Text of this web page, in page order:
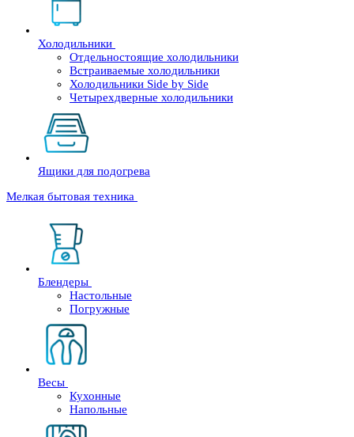
Холодильники
Отдельностоящие холодильники
Встраиваемые холодильники
Холодильники Side by Side
Четырехдверные холодильники
Ящики для подогрева
Мелкая бытовая техника
Блендеры
Настольные
Погружные
Весы
Кухонные
Напольные